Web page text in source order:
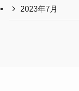
2023年7月